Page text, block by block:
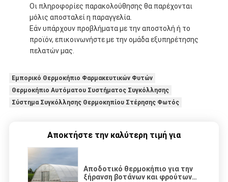
Οι πληροφορίες παρακολούθησης θα παρέχονται
μόλις αποσταλεί η παραγγελία.
Εάν υπάρχουν προβλήματα με την αποστολή ή το
προϊόν, επικοινωνήστε με την ομάδα εξυπηρέτησης
πελατών μας.
Εμπορικό Θερμοκήπιο Φαρμακευτικών Φυτών
Θερμοκήπιο Αυτόματου Συστήματος Συγκόλλησης
Σύστημα Συγκόλλησης Θερμοκηπίου Στέρησης Φωτός
Αποκτήστε την καλύτερη τιμή για
Αποδοτικό θερμοκήπιο για την
ξήρανση βοτάνων και φρούτων